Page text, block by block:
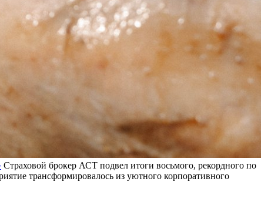
Страховой брокер АСТ подвел итоги восьмого, рекордного по
трансформировалось из уютного корпоративного